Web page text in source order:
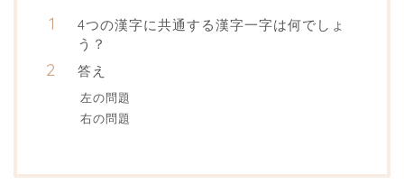
4つの漢字に共通する漢字一字は何でしょ
う？
答え
左の問題
右の問題